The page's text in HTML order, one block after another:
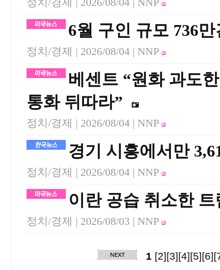
6월 구인 규모 736
정치/경제 | 2026/08/04 | NNP
베센트 “원화 과도
통화 뒤따라”
정치/경제 | 2026/08/04 | NNP
경기 시흥에서만
정치/경제 | 2026/08/04 | NNP
이란 공습 취소한
정치/경제 | 2026/08/03 | NNP
1 [2][3][4][5][6]